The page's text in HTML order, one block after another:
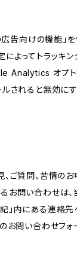
告向けの機能」を
よってトラッキ
Analytics オプト
ルされると無効に
、ご質問、苦情の
お問い合わせは、
」内にある連絡
お問い合わせフ